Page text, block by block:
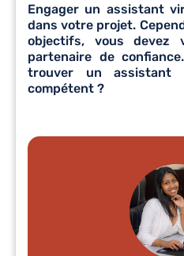
Engager un assistant
dans votre projet.
objectifs, vous devez
partenaire de
trouver un assistant
compétent ?